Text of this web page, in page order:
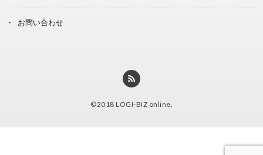
お問い合わせ
©2018 LOGI-BIZ online